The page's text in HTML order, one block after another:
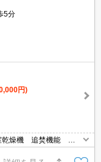
5分
円)
乾燥機 追焚機能 ウ